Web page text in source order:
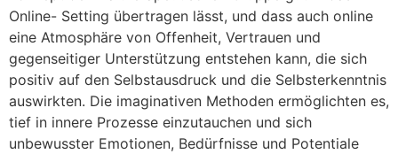
Online- Setting übertragen lässt, und dass auch online
eine Atmosphäre von Offenheit, Vertrauen und
gegenseitiger Unterstützung entstehen kann, die sich
positiv auf den Selbstausdruck und die Selbsterkenntnis
auswirkten. Die imaginativen Methoden ermöglichten es,
tief in innere Prozesse einzutauchen und sich
unbewusster Emotionen, Bedürfnisse und Potentiale